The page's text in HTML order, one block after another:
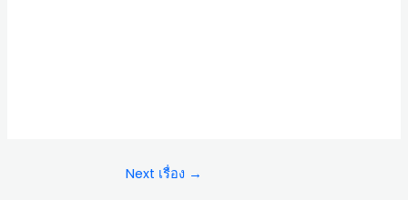
Next เรื่อง →